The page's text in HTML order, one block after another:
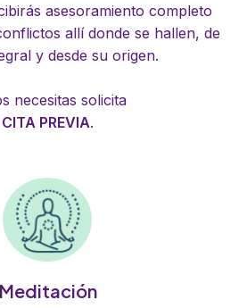
asesoramiento completo
allí donde se hallen, de
y desde su origen.
necesitas solicita
CITA PREVIA.
Meditación